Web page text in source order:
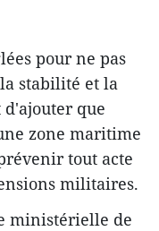
pour ne pas
stabilité et la
que
zone maritime
tout acte
militaires.
ministérielle de